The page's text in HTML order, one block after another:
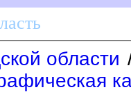
области